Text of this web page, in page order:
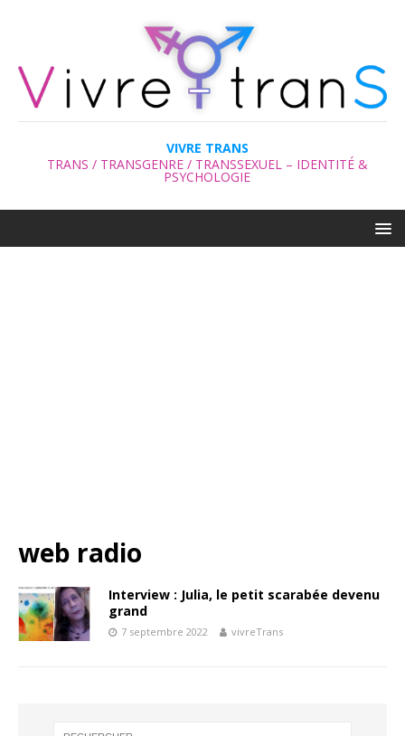
VIVRE TRANS
TRANS / TRANSGENRE / TRANSSEXUEL – IDENTITÉ &
PSYCHOLOGIE
web radio
Interview : Julia, le petit scarabée devenu
grand
7 septembre 2022 vivreTrans